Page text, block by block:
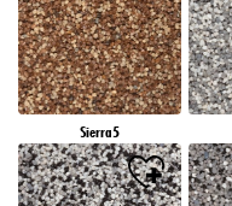
Sierra5